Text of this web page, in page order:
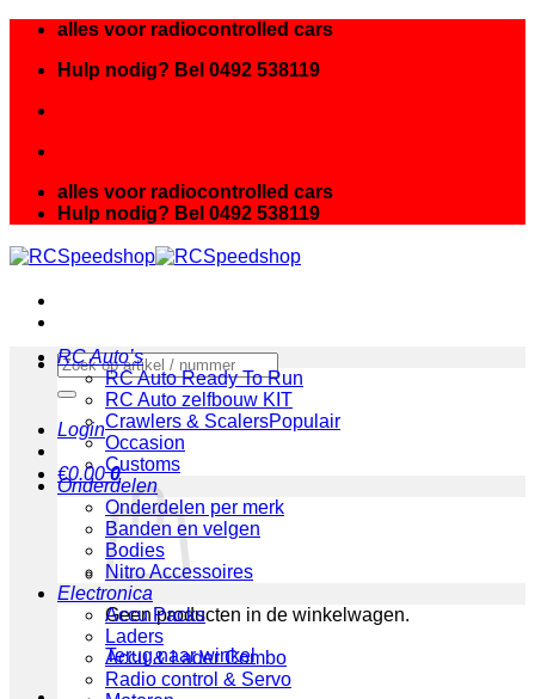
inhoud
alles voor radiocontrolled cars
Hulp nodig? Bel 0492 538119
alles voor radiocontrolled cars
Hulp nodig? Bel 0492 538119
Zoeken
naar:
Login
€0.00 0
Geen producten in de winkelwagen.
Terug naar winkel
RC Auto’s
RC Auto Ready To Run
RC Auto zelfbouw KIT
Crawlers & Scalers
Occasion
Customs
Onderdelen
Onderdelen per merk
Banden en velgen
Bodies
Nitro Accessoires
Electronica
Accu Packs
Laders
Accu & Lader Combo
Radio control & Servo